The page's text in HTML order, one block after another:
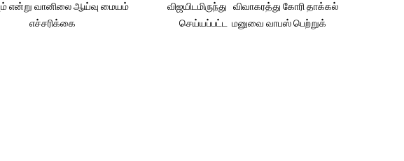
என்று வானிலை ஆய்வு மையம்
எச்சரிக்கை
விஜயிடமிருந்து விவாகரத்து கோரி தாக்கல்
செய்யப்பட்ட மனுவை வாபஸ் பெற்றுக்